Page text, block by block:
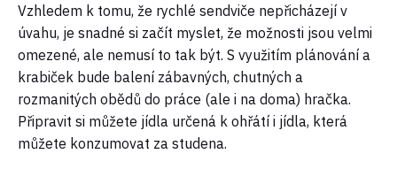
Vzhledem k tomu, že rychlé sendviče nepřicházejí v
úvahu, je snadné si začít myslet, že možnosti jsou velmi
omezené, ale nemusí to tak být. S využitím plánování a
krabiček bude balení zábavných, chutných a
rozmanitých obědů do práce (ale i na doma) hračka.
Připravit si můžete jídla určená k ohřátí i jídla, která
můžete konzumovat za studena.